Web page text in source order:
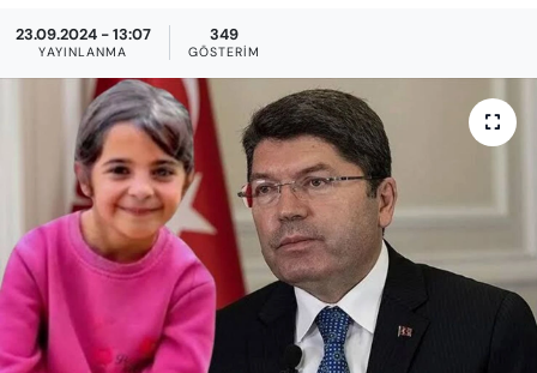
23.09.2024 - 13:07
YAYINLANMA
349
GÖSTERIM
SAĞLIK
SPOR
KÜLTÜR-SANAT
MAGAZİN
ÖZEL HABER
YAZAR KÖŞESİ